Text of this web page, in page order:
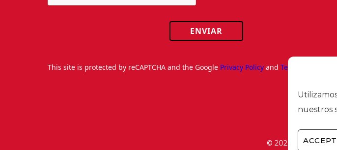
nuestros
ENVIAR
This site is protected by reCAPTCHA and the Google Privacy Policy andTerms of Service
© 2026 - Foment